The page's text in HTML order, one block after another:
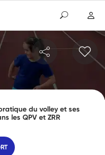
du volley et ses
les QPV et ZRR